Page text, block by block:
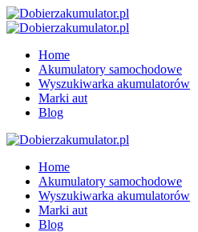
Home
Akumulatory samochodowe
Wyszukiwarka akumulatorów
Marki aut
Blog
Home
Akumulatory samochodowe
Wyszukiwarka akumulatorów
Marki aut
Blog